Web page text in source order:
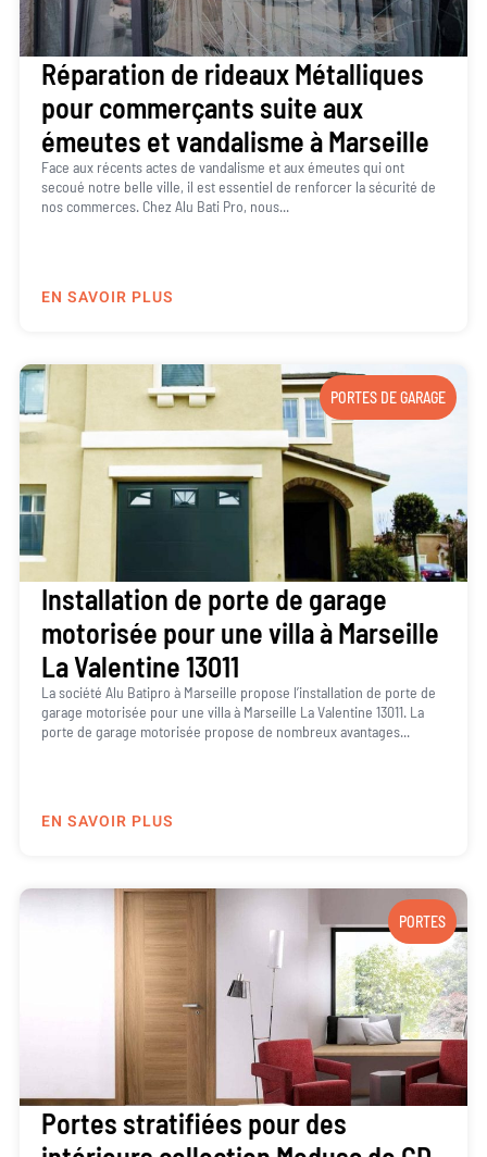
Réparation de rideaux Métalliques
pour commerçants suite aux
émeutes et vandalisme à Marseille
Face aux récents actes de vandalisme et aux émeutes qui ont
secoué notre belle ville, il est essentiel de renforcer la sécurité de
nos commerces. Chez Alu Bati Pro, nous...
EN SAVOIR PLUS
PORTES DE GARAGE
Installation de porte de garage
motorisée pour une villa à Marseille
La Valentine 13011
La société Alu Batipro à Marseille propose l’installation de porte de
garage motorisée pour une villa à Marseille La Valentine 13011. La
porte de garage motorisée propose de nombreux avantages...
EN SAVOIR PLUS
PORTES
Portes stratifiées pour des